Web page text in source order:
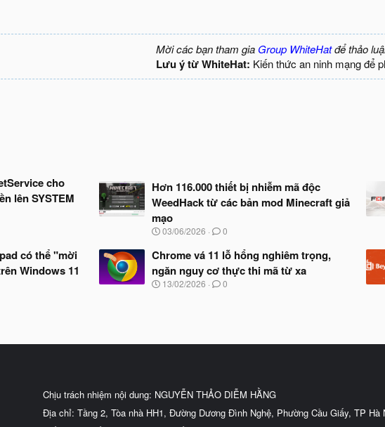
Mời các bạn tham gia Group WhiteHatđể thảo
Lưu ý từ WhiteHat: Kiến thức an ninh mạng để
cho
lên SYSTEM
Hơn 116.000 thiết bị nhiễm mã độc
WeedHack từ các bản mod Minecraft giả
mạo
N
à
b
ắ
03/06/2026 0
có thể "mời
Windows 11
Chrome vá 11 lỗ hổng nghiêm trọng,
ngăn nguy cơ thực thi mã từ xa
N
13/02/2026 0
Chịu trách nhiệm nội dung: NGUYỄN THẢO DIỄM HẰNG
Địa chỉ: Tầng 2, Tòa nhà HH1, Đường Dương Đình Nghệ, Phường Cầu Giấy, TP Hà